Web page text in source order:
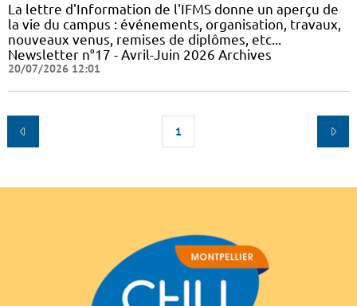
La lettre d'Information de l'IFMS donne un aperçu de
la vie du campus : événements, organisation, travaux,
nouveaux venus, remises de diplômes, etc...
Newsletter n°17 - Avril-Juin 2026 Archives
20/07/2026 12:01
1